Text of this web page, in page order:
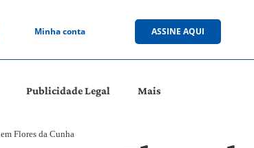
Minha conta ASSINE AQUI
Publicidade Legal Mais
Flores da Cunha